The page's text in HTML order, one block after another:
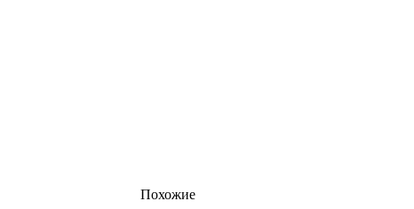
Похожие